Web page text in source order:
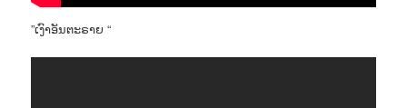
”ເງົາອັນຕະຣາຍ “